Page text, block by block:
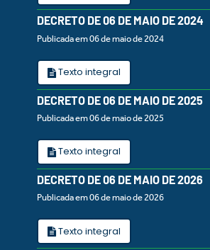
DECRETO DE 06 DE MAIO DE 2024
Publicada em 06 de maio de 2024
Texto integral
DECRETO DE 06 DE MAIO DE 2025
Publicada em 06 de maio de 2025
Texto integral
DECRETO DE 06 DE MAIO DE 2026
Publicada em 06 de maio de 2026
Texto integral